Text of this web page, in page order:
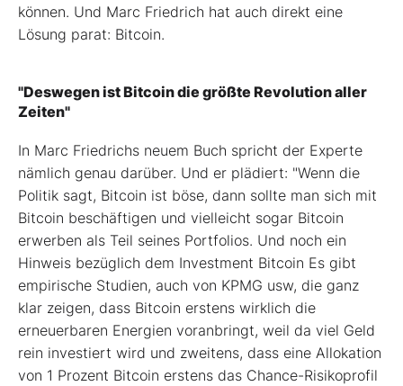
können. Und Marc Friedrich hat auch direkt eine
Lösung parat: Bitcoin.
"Deswegen ist Bitcoin die größte Revolution aller
Zeiten"
In Marc Friedrichs neuem Buch spricht der Experte
nämlich genau darüber. Und er plädiert: "Wenn die
Politik sagt, Bitcoin ist böse, dann sollte man sich mit
Bitcoin beschäftigen und vielleicht sogar Bitcoin
erwerben als Teil seines Portfolios. Und noch ein
Hinweis bezüglich dem Investment Bitcoin Es gibt
empirische Studien, auch von KPMG usw, die ganz
klar zeigen, dass Bitcoin erstens wirklich die
erneuerbaren Energien voranbringt, weil da viel Geld
rein investiert wird und zweitens, dass eine Allokation
von 1 Prozent Bitcoin erstens das Chance-Risikoprofil